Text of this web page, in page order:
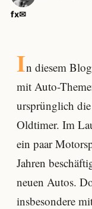
fx✉
In diesem
mit Auto-
ursprünglich
Oldtimer. Im
ein paar
Jahren
neuen Autos.
insbesondere